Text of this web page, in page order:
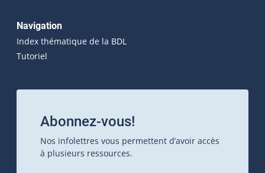
Navigation
Index thématique de la BDL
Tutoriel
Abonnez-vous!
Nos infolettres vous permettent d’avoir accès
à plusieurs ressources.